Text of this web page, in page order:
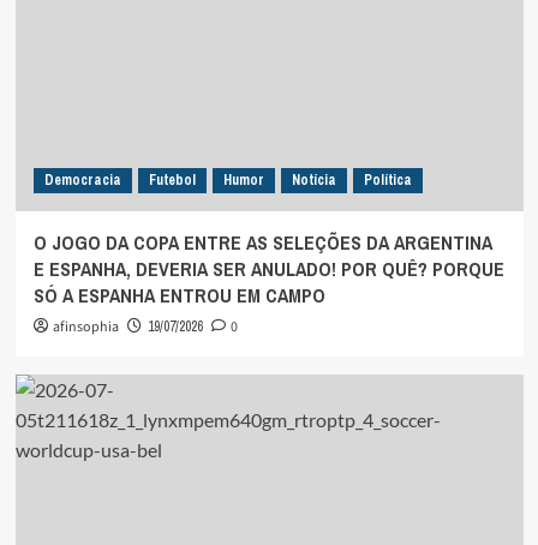
Democracia Futebol Humor Notícia Política
O JOGO DA COPA ENTRE AS SELEÇÕES DA ARGENTINA
E ESPANHA, DEVERIA SER ANULADO! POR QUÊ? PORQUE
SÓ A ESPANHA ENTROU EM CAMPO
afinsophia 19/07/2026 0